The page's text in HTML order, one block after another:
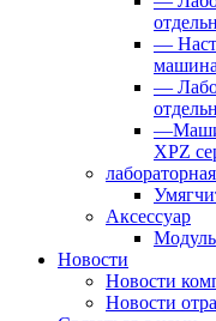
—
—
XPZ
Аксессуар
Модуль
Новости
Новости
Новости